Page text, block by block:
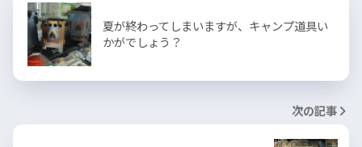
夏が終わってしまいますが、キャンプ道具い
かがでしょう？
次の記事